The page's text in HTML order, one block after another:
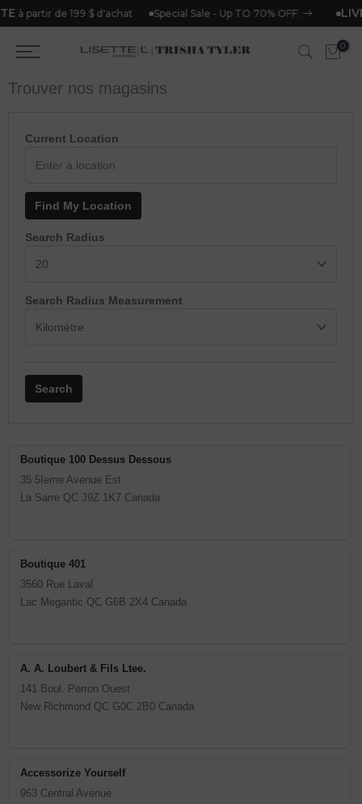
Aller
au
à partir de 199 $ d'achat Special Sale - Up TO 70% OFF.
0
Trouver nos magasins
Current Location
Find My Location
Search Radius
Search Radius Measurement
Search
Boutique 100 Dessus Dessous
35 5Ieme Avenue Est
La Sarre QC J9Z 1K7 Canada
Boutique 401
3560 Rue Laval
Lac Megantic QC G6B 2X4 Canada
A. A. Loubert & Fils Ltee.
141 Boul. Perron Ouest
New Richmond QC G0C 2B0 Canada
Accessorize Yourself
963 Central Avenue